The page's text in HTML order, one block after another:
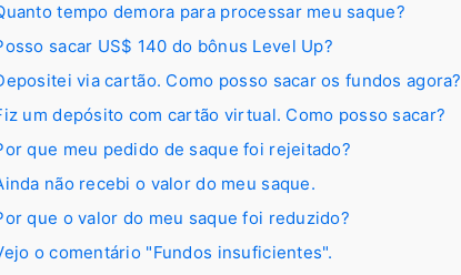
tempo demora para processar meu saque?
sacar US$ 140 do bônus Level Up?
via cartão. Como posso sacar os fundos agora?
um depósito com cartão virtual. Como posso sacar?
que meu pedido de saque foi rejeitado?
não recebi o valor do meu saque.
que o valor do meu saque foi reduzido?
o comentário "Fundos insuficientes".